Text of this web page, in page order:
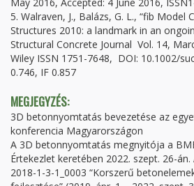
5. Walraven, J., Balázs, G. L., “fib Model
Structures 2010: a landmark in an
Structural Concrete Journal Vol. 14,
Wiley ISSN 1751-7648, DOI: 10.1002/
0.746, IF 0.857
MEGJEGYZÉS:
3D betonnyomtatás bevezetése az
konferencia Magyarországon
A 3D betonnyomtatás megnyitója a
Értekezlet keretében 2022. szept. 26-
2018-1-3-1_0003 “Korszerű